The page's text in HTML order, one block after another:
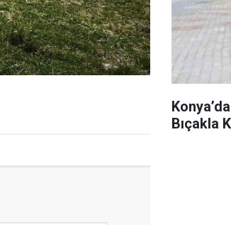
Bıçakla